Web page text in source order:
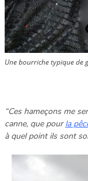
Une bourriche typique de
“Ces hameçons me
canne, que pourla
à quel point ils sont